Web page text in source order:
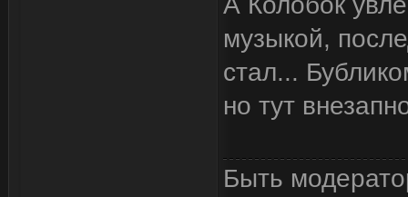
музыкой,
стал...
но тут
Быть